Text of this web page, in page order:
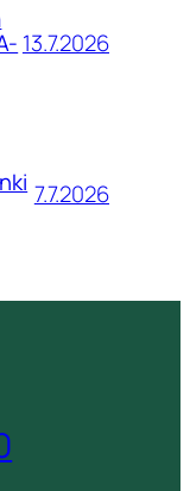
13.7.2026
7.7.2026